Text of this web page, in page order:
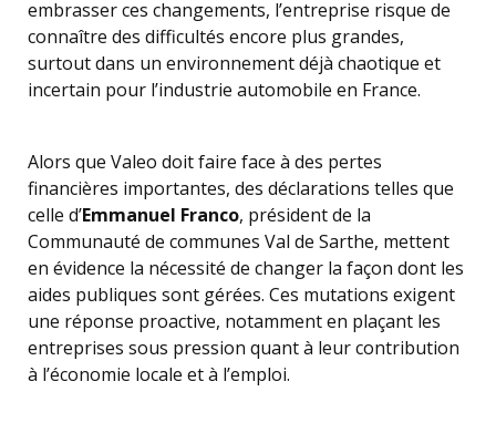
embrasser ces changements, l’entreprise risque de
connaître des difficultés encore plus grandes,
surtout dans un environnement déjà chaotique et
incertain pour l’industrie automobile en France.
Alors que Valeo doit faire face à des pertes
financières importantes, des déclarations telles que
celle d’Emmanuel Franco, président de la
Communauté de communes Val de Sarthe, mettent
en évidence la nécessité de changer la façon dont les
aides publiques sont gérées. Ces mutations exigent
une réponse proactive, notamment en plaçant les
entreprises sous pression quant à leur contribution
à l’économie locale et à l’emploi.